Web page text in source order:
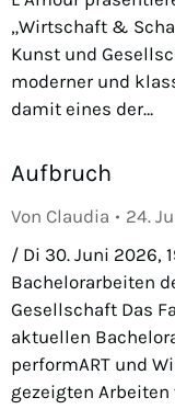
„Wirtschaft &
Kunst und
moderner und
damit eines der…
Aufbruch
Von Claudia
24.
/ Di 30. Juni 2026,
Bachelorarbeiten
Gesellschaft Das
aktuellen
performART und
gezeigten